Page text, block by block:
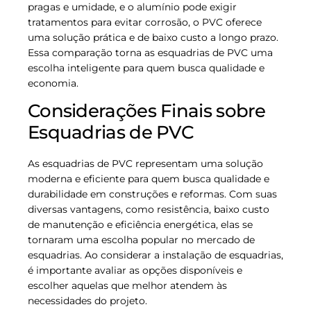
pragas e umidade, e o alumínio pode exigir
tratamentos para evitar corrosão, o PVC oferece
uma solução prática e de baixo custo a longo prazo.
Essa comparação torna as esquadrias de PVC uma
escolha inteligente para quem busca qualidade e
economia.
Considerações Finais sobre
Esquadrias de PVC
As esquadrias de PVC representam uma solução
moderna e eficiente para quem busca qualidade e
durabilidade em construções e reformas. Com suas
diversas vantagens, como resistência, baixo custo
de manutenção e eficiência energética, elas se
tornaram uma escolha popular no mercado de
esquadrias. Ao considerar a instalação de esquadrias,
é importante avaliar as opções disponíveis e
escolher aquelas que melhor atendem às
necessidades do projeto.